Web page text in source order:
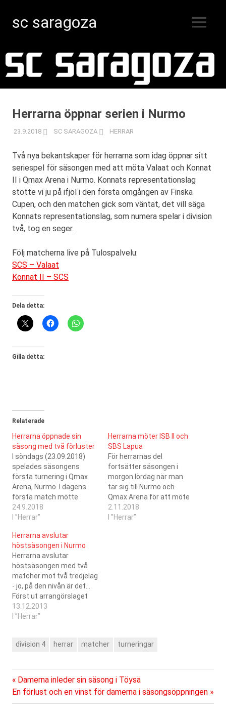
innehåll
sc saragoza
Kristinestad
sedan
MENY
Herrarna öppnar serien i Nurmo
23.9.2018 SC SARAGOZA HERRAR
Två nya bekantskaper för herrarna som idag öppnar sitt
seriespel för säsongen med att möta Valaat och Konnat
II i Qmax Arena i Nurmo. Konnats representationslag
stötte vi ju på ifjol i den första omgången av Finska
Cupen, och den matchen gick som väntat, det vill säga
Konnats representationslag, som numera spelar i division
två, tog en seger.
Följ matcherna live på Tulospalvelu:
SCS – Valaat
Konnat II – SCS
Dela detta:
Gilla detta:
Relaterade
Herrarna öppnade sin
säsong med två förluster
I söndags (23.09.2018)
spelades säsongens
första turnering i Qmax
Arena, Nurmo. I dagens
första match mötte
herrarna Valaat. Den
matchen slutade med en
andra matchen mötte
herrarna Konnat II och i
den här matchen blev den
en 4-3 förlust. Officiella
resultat, tabeller och
poängbörser hittar…
24.9.2018
I ”Herrar”
Herrarna möter ISB II och
SBS Lapua
För herrarnas del
fortsätter säsongen i
morgon lördag när man
tar sig till Nurmo och
Qmax Arena för att möte
SBS Lapua och ISB II.
Serien har visat sig vara
2.11.2018
I ”Herrar”
Herrarna avslutar
höstsäsongen i Nurmo
Herrarna avslutar
höstsäsongen med två
matcher mot två tredjelag
- jo, på den nivån är det…
Först ut arrangörslaget
Nurmon Jymy III med
gamle Saragozaspelaren
möter man ISB III från
samla 4 poäng, men……
13.12.2013
I ”Herrar”
division 4 herrar matcher turneringar
Inläggsnavigering
Föregående
inlägg:
Damerna inleder sin säsong i Töysä
Nästa
inlägg:
En förlust och en vinst för damerna i säsongsöppningen